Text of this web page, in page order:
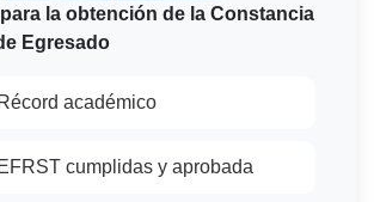
la obtención de la Constancia
Egresado
Récord académico
EFRST cumplidas y aprobada